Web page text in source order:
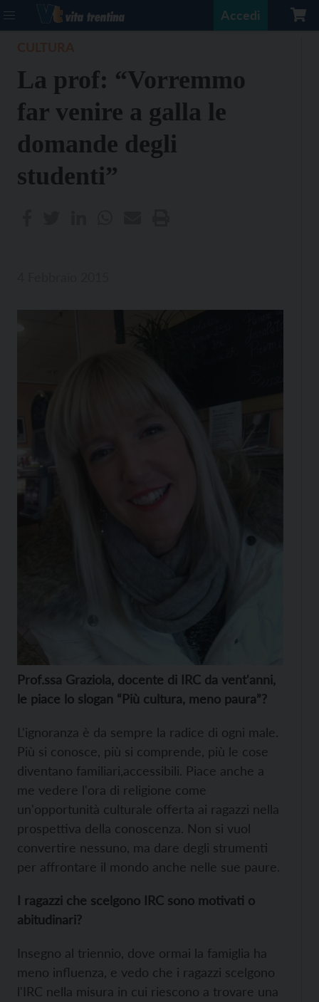
Accedi
La prof: “Vorremmo
far venire a galla le
domande degli
studenti”
Prof.ssa Graziola, docente di IRC da vent'anni,
le piace lo slogan “Più cultura, meno paura”?
L'ignoranza è da sempre la radice di ogni male.
Più si conosce, più si comprende, più le cose
diventano familiari,accessibili. Piace anche a
me vedere l'ora di religione come
un'opportunità culturale offerta ai ragazzi nella
prospettiva della conoscenza. Non si vuol
convertire nessuno, ma dare degli strumenti
per affrontare il mondo anche nelle sue paure.
I ragazzi che scelgono IRC sono motivati o
abitudinari?
Insegno al triennio, dove ormai la famiglia ha
meno influenza, e vedo che i ragazzi scelgono
l'IRC nella misura in cui riescono a trovare una